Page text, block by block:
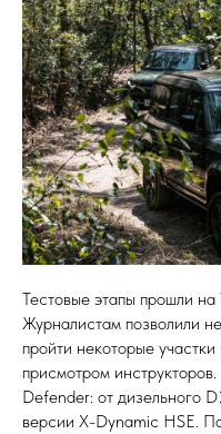
Тестовые этапы прошли
Журналистам позволили
пройти некоторые
присмотром
Defender: от дизельного
версии X-Dynamic HSE.